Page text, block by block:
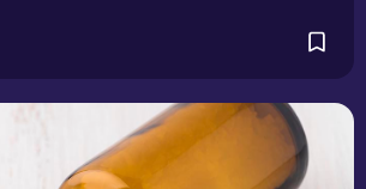
ชนิด อาการเป็นอย่างไร พร้อมวิธีปฐมพย